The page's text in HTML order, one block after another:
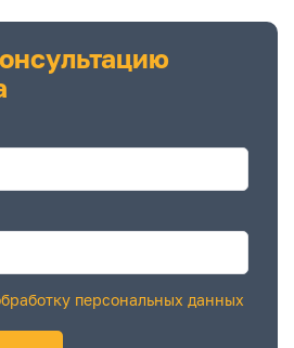
персональных данных